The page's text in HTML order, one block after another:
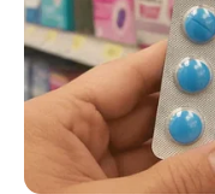
Las
esta